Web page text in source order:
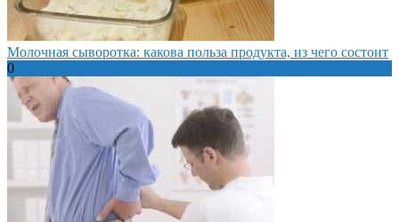
Молочная сыворотка: какова польза продукта, из чего состоит
0